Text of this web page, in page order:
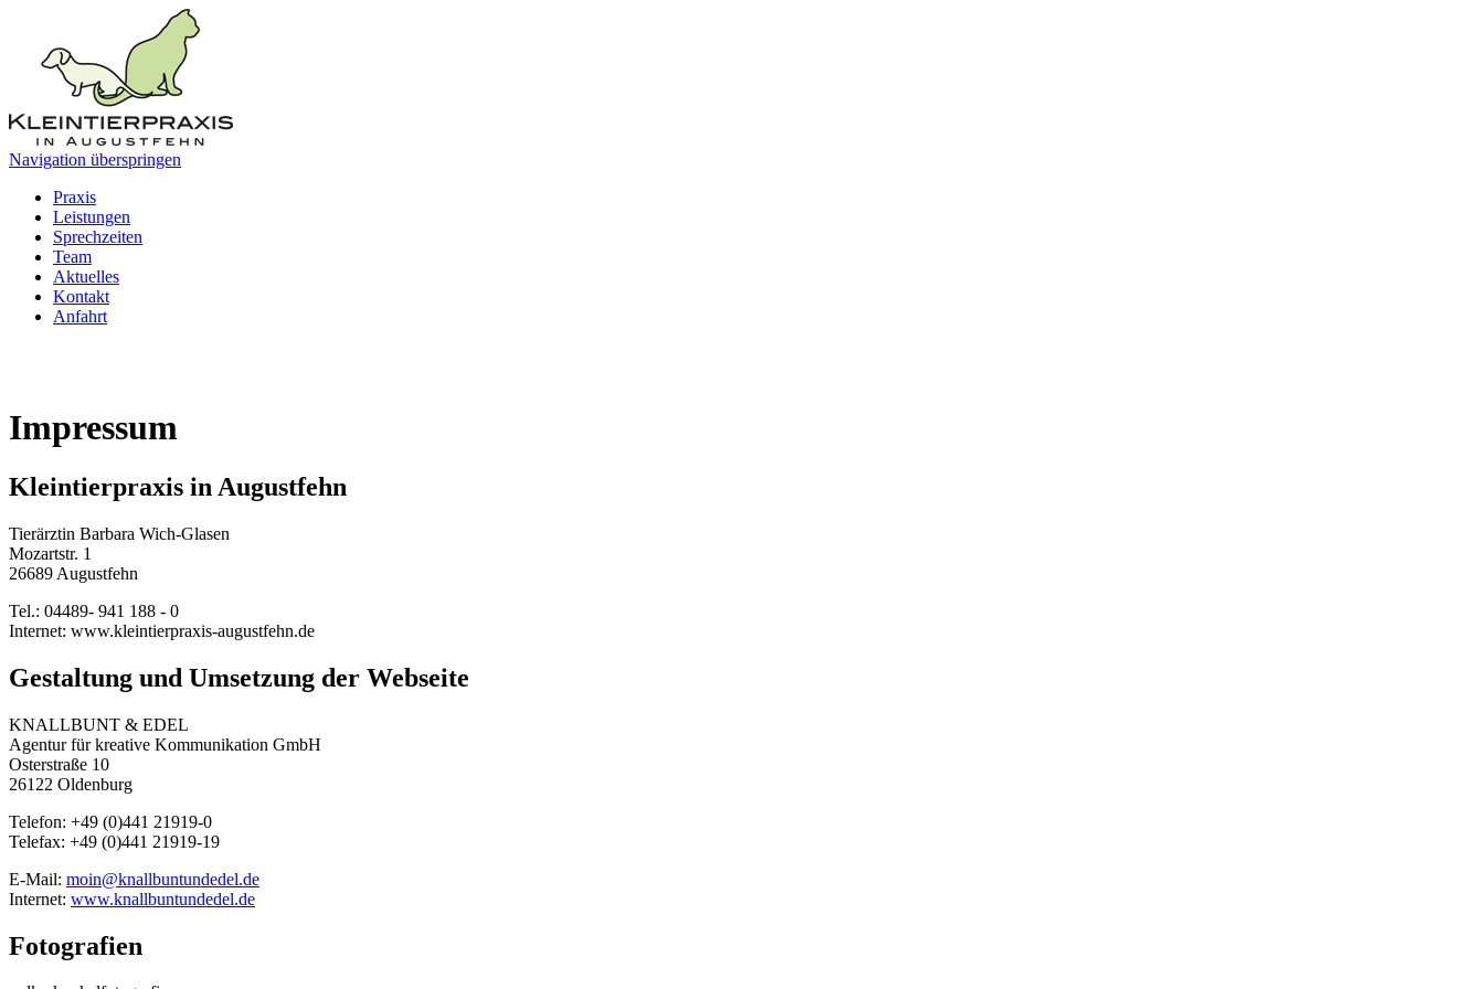
Navigation überspringen
Praxis
Leistungen
Sprechzeiten
Team
Aktuelles
Kontakt
Anfahrt
Impressum
Kleintierpraxis in Augustfehn
Tierärztin Barbara Wich-Glasen
Mozartstr. 1
26689 Augustfehn
Tel.: 04489- 941 188 - 0
Internet: www.kleintierpraxis-augustfehn.de
Gestaltung und Umsetzung der Webseite
KNALLBUNT & EDEL
Agentur für kreative Kommunikation GmbH
Osterstraße 10
26122 Oldenburg
Telefon: +49 (0)441 21919-0
Telefax: +49 (0)441 21919-19
E-Mail: moin@knallbuntundedel.de
Internet: www.knallbuntundedel.de
Fotografien